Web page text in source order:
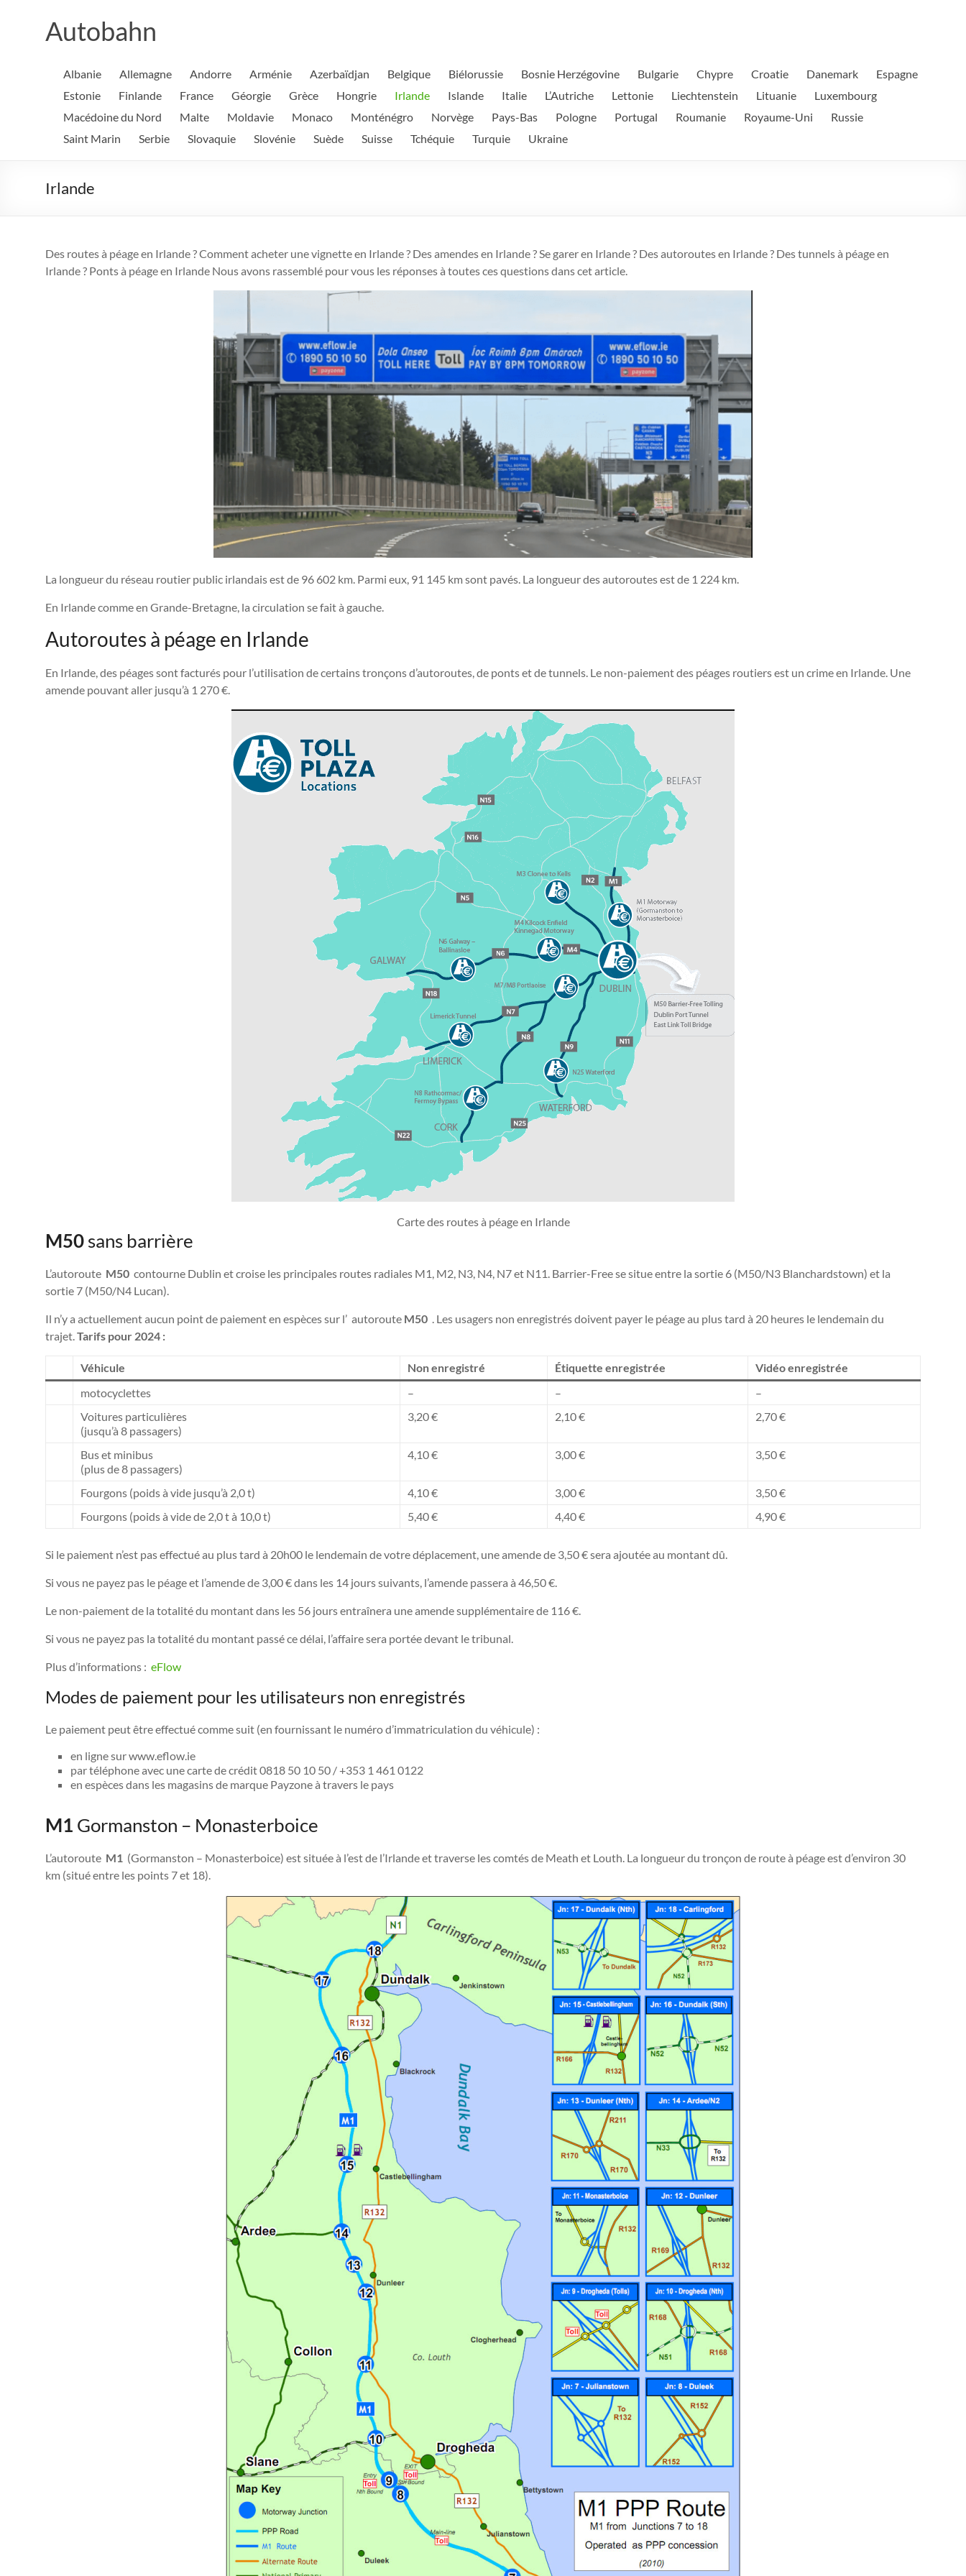
Autobahn
Albanie Allemagne Andorre Arménie Azerbaïdjan Belgique Biélorussie Bosnie Herzégovine Bulgarie Chypre Croatie Danemark
Espagne
Estonie
Finlande France Géorgie Grèce Hongrie Irlande Islande Italie L’Autriche Lettonie Liechtenstein Lituanie
Luxembourg
Macédoine du Nord
Malte Moldavie Monaco Monténégro Norvège Pays-Bas Pologne Portugal Roumanie Royaume-Uni
Russie
Saint Marin
Serbie Slovaquie Slovénie Suède Suisse Tchéquie Turquie Ukraine
Irlande
Des routes à péage en Irlande ? Comment acheter une vignette en Irlande ? Des amendes en Irlande ? Se garer en Irlande ? Des autoroutes en Irlande ? Des tunnels à péage en
Irlande ? Ponts à péage en Irlande Nous avons rassemblé pour vous les réponses à toutes ces questions dans cet article.
La longueur du réseau routier public irlandais est de 96 602 km. Parmi eux, 91 145 km sont pavés. La longueur des autoroutes est de 1 224 km.
En Irlande comme en Grande-Bretagne, la circulation se fait à gauche.
Autoroutes à péage en Irlande
En Irlande, des péages sont facturés pour l’utilisation de certains tronçons d’autoroutes, de ponts et de tunnels. Le non-paiement des péages routiers est un crime en Irlande. Une
amende pouvant aller jusqu’à 1 270 €.
Carte des routes à péage en Irlande
M50sans barrière
L’autoroute M50 contourne Dublin et croise les principales routes radiales M1, M2, N3, N4, N7 et N11. Barrier-Free se situe entre la sortie 6 (M50/N3 Blanchardstown) et la
sortie 7 (M50/N4 Lucan).
Il n’y a actuellement aucun point de paiement en espèces sur l’ autoroute M50 . Les usagers non enregistrés doivent payer le péage au plus tard à 20 heures le lendemain du
trajet.Tarifs pour 2024 :
Véhicule Non enregistré Étiquette enregistrée
Vidéo enregistrée
motocyclettes
– –
–
Voitures particulières
(jusqu’à 8 passagers)
3,20 € 2,10 € 2,70 €
Bus et minibus
(plus de 8 passagers)
4,10 € 3,00 € 3,50 €
Fourgons (poids à vide jusqu’à 2,0 t) 4,10 € 3,00 €
3,50 €
Fourgons (poids à vide de 2,0 t à 10,0 t)
5,40 € 4,40 € 4,90 €
Si le paiement n’est pas effectué au plus tard à 20h00 le lendemain de votre déplacement, une amende de 3,50 € sera ajoutée au montant dû.
Si vous ne payez pas le péage et l’amende de 3,00 € dans les 14 jours suivants, l’amende passera à 46,50 €.
Le non-paiement de la totalité du montant dans les 56 jours entraînera une amende supplémentaire de 116 €.
Si vous ne payez pas la totalité du montant passé ce délai, l’affaire sera portée devant le tribunal.
Plus d’informations : eFlow
Modes de paiement pour les utilisateurs non enregistrés
Le paiement peut être effectué comme suit (en fournissant le numéro d’immatriculation du véhicule) :
en ligne sur www.eflow.ie
par téléphone avec une carte de crédit 0818 50 10 50 / +353 1 461 0122
en espèces dans les magasins de marque Payzone à travers le pays
M1 Gormanston – Monasterboice
L’autoroute M1 (Gormanston – Monasterboice) est située à l’est de l’Irlande et traverse les comtés de Meath et Louth. La longueur du tronçon de route à péage est d’environ 30
km (situé entre les points 7 et 18).